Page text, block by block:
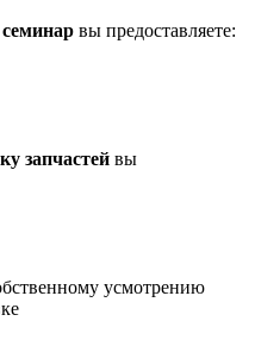
вы предоставляете:
запчастей вы
усмотрению